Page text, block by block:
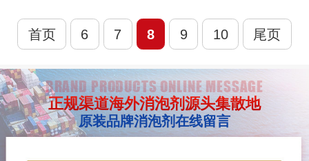
首页 6 7 8 9 10 尾页
BRAND PRODUCTS ONLINE MESSAGE
正规渠道海外消泡剂源头集散地
原装品牌消泡剂在线留言